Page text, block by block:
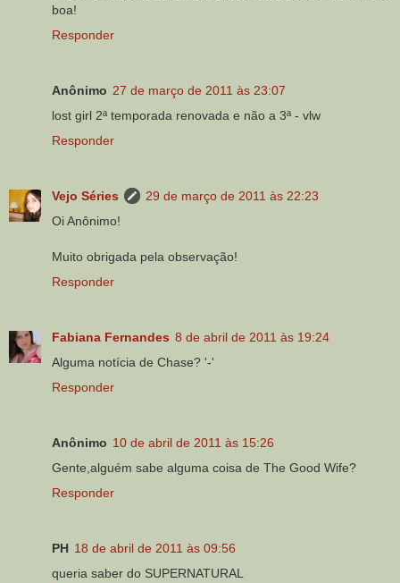
boa!
Responder
Anônimo 27 de março de 2011 às 23:07
lost girl 2ª temporada renovada e não a 3ª - vlw
Responder
Vejo Séries
29 de março de 2011 às 22:23
Oi Anônimo!
Muito obrigada pela observação!
Responder
Fabiana Fernandes 8 de abril de 2011 às 19:24
Alguma notícia de Chase? '-'
Responder
Anônimo 10 de abril de 2011 às 15:26
Gente,alguém sabe alguma coisa de The Good Wife?
Responder
PH 18 de abril de 2011 às 09:56
queria saber do SUPERNATURAL